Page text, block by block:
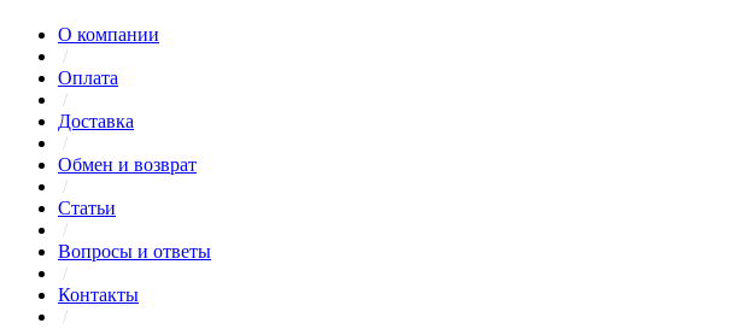
О компании
/
Оплата
/
Доставка
/
Обмен и возврат
/
Статьи
/
Вопросы и ответы
/
Контакты
/